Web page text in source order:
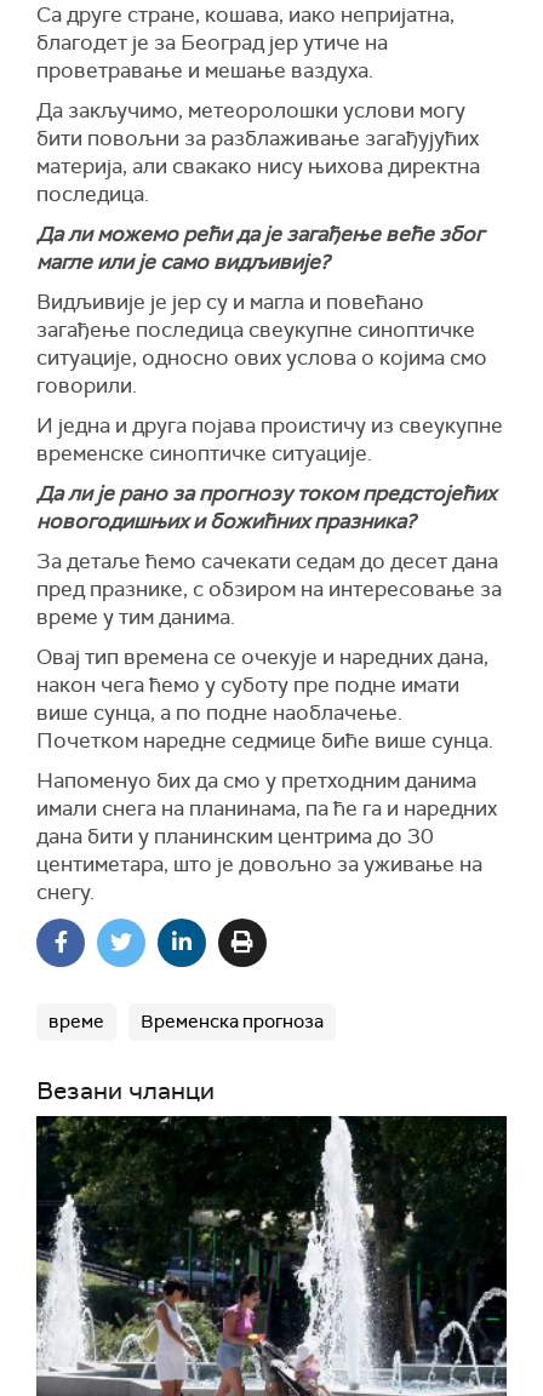
Са друге стране, кошава, иако непријатна,
благодет је за Београд јер утиче на
проветравање и мешање ваздуха.
Да закључимо, метеоролошки услови могу
бити повољни за разблаживање загађујућих
материја, али свакако нису њихова директна
последица.
Да ли можемо рећи да је загађење веће због
магле или је само видљивије?
Видљивије је јер су и магла и повећано
загађење последица свеукупне синоптичке
ситуације, односно ових услова о којима смо
говорили.
И једна и друга појава проистичу из свеукупне
временске синоптичке ситуације.
Да ли је рано за прогнозу током предстојећих
новогодишњих и божићних празника?
За детаље ћемо сачекати седам до десет дана
пред празнике, с обзиром на интересовање за
време у тим данима.
Овај тип времена се очекује и наредних дана,
након чега ћемо у суботу пре подне имати
више сунца, а по подне наоблачење.
Почетком наредне седмице биће више сунца.
Напоменуо бих да смо у претходним данима
имали снега на планинама, па ће га и наредних
дана бити у планинским центрима до 30
центиметара, што је довољно за уживање на
снегу.
време Временска прогноза
Везани чланци